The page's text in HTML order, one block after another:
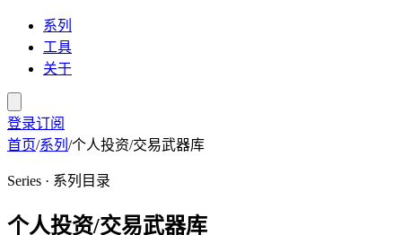
系列
工具
关于
登录订阅
首页/系列 /个人投资/交易武器库
Series · 系列目录
个人投资/交易武器库